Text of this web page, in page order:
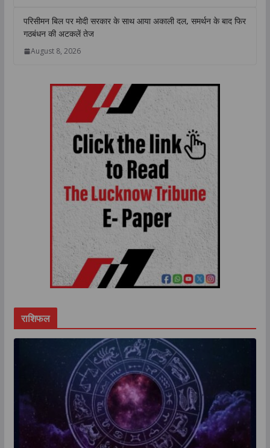
परिसीमन बिल पर मोदी सरकार के साथ आया अकाली दल, समर्थन के बाद फिर
गठबंधन की अटकलें तेज
August 8, 2026
राशिफल